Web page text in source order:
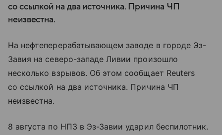
со ссылкой на два источника. Причина ЧП
неизвестна.
На нефтеперерабатывающем заводе в городе Эз-
Завия на северо-западе Ливии произошло
несколько взрывов. Об этом сообщает Reuters
со ссылкой на два источника. Причина ЧП
неизвестна.
8 августа по НПЗ в Эз-Завии ударил беспилотник.